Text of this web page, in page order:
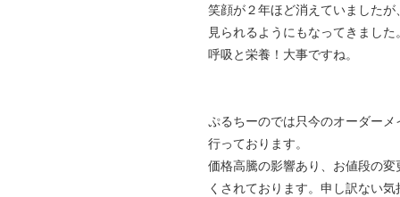
笑顔が２年ほど消えていましたが
見られるようにもなってきました
呼吸と栄養！大事ですね。
ぷるちーのでは只今のオーダーメ
行っております。
価格高騰の影響あり、お値段の変
くされております。申し訳ない気